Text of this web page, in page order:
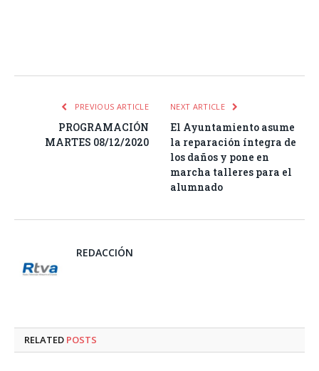
PREVIOUS ARTICLE
PROGRAMACIÓN
MARTES 08/12/2020
NEXT ARTICLE
El Ayuntamiento asume
la reparación íntegra de
los daños y pone en
marcha talleres para el
alumnado
REDACCIÓN
RELATED POSTS